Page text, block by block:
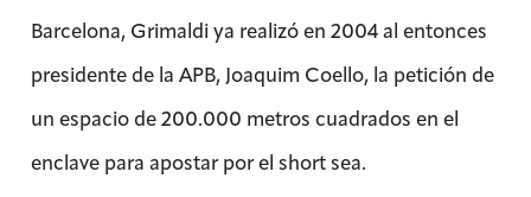
Barcelona, Grimaldi ya realizó en 2004 al entonces
presidente de la APB, Joaquim Coello, la petición de
un espacio de 200.000 metros cuadrados en el
enclave para apostar por el short sea.